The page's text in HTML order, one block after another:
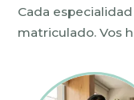
Cada
matriculado. Vos